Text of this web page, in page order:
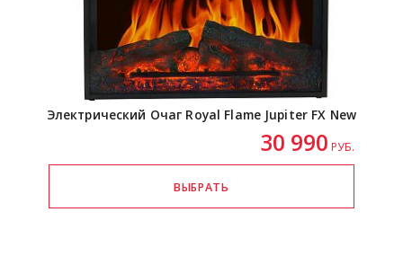
Электрический Очаг Royal Flame Jupiter FX New
30 990 РУБ.